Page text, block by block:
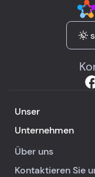
Unser
Unternehmen
Über uns
Kontaktieren Sie